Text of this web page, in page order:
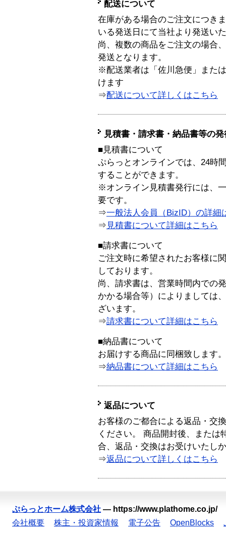
配送について
在庫がある場合のご注文につき
いる発送日にて当社より発送い
尚、複数の商品をご注文の場合
発送となります。
※配送業者は「佐川急便」また
けます
⇒配送について詳しくはこちら
見積書・請求書・納品書等の
■見積書について
ぷらっとオンラインでは、24時
することができます。
※オンライン見積書発行には、
要です。
⇒一般法人会員（BizID）の詳細
⇒ 見積書について詳細はこちら
■請求書について
ご注文時に希望されたお客様に
しております。
尚、請求書は、営業時間内での
かかる場合等）によりましては
ざいます。
⇒請求書について詳細はこちら
■納品書について
お届けする商品に同梱致します。
⇒納品書について詳細はこちら
返品について
お客様のご都合による返品・交
ください。 商品開封後、または
合、返品・交換はお受けいたし
⇒返品について詳しくはこちら
ぷらっとホーム株式会社 — https://www.plathome.co.jp/
会社概要
株主・投資家情報 電子公告 OpenBlocks